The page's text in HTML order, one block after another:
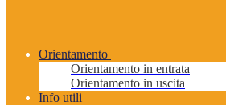
Orientamento
Orientamento in entrata
Orientamento in uscita
Info utili